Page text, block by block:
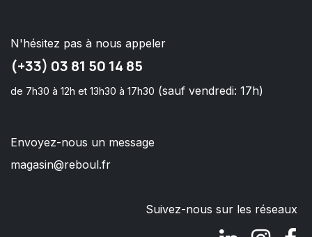
N'hésitez pas à nous appeler
(+33) 03 81 50 14 85
de 7h30 à 12h et 13h30 à 17h30 (sauf vendredi: 17h)
Envoyez-nous un message
magasin@reboul.fr
Suivez-nous sur les réseaux